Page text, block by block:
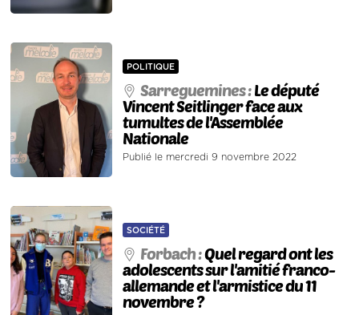
POLITIQUE
Sarreguemines :Le député
Vincent Seitlinger face aux
tumultes de l'Assemblée
Nationale
Publié le mercredi 9 novembre 2022
SOCIÉTÉ
Forbach :Quel regard ont les
adolescents sur l'amitié franco-
allemande et l'armistice du 11
novembre ?